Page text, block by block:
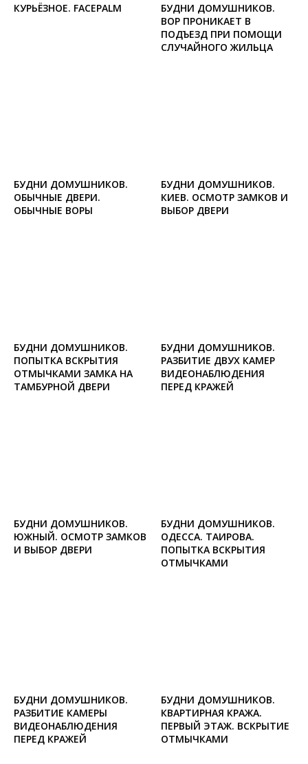
КУРЬЁЗНОЕ. FACEPALM
БУДНИ ДОМУШНИКОВ.
ВОР ПРОНИКАЕТ В
ПОДЪЕЗД ПРИ ПОМОЩИ
СЛУЧАЙНОГО ЖИЛЬЦА
БУДНИ ДОМУШНИКОВ.
ОБЫЧНЫЕ ДВЕРИ.
ОБЫЧНЫЕ ВОРЫ
БУДНИ ДОМУШНИКОВ.
КИЕВ. ОСМОТР ЗАМКОВ И
ВЫБОР ДВЕРИ
БУДНИ ДОМУШНИКОВ.
ПОПЫТКА ВСКРЫТИЯ
ОТМЫЧКАМИ ЗАМКА НА
ТАМБУРНОЙ ДВЕРИ
БУДНИ ДОМУШНИКОВ.
РАЗБИТИЕ ДВУХ КАМЕР
ВИДЕОНАБЛЮДЕНИЯ
ПЕРЕД КРАЖЕЙ
БУДНИ ДОМУШНИКОВ.
ЮЖНЫЙ. ОСМОТР ЗАМКОВ
И ВЫБОР ДВЕРИ
БУДНИ ДОМУШНИКОВ.
ОДЕССА. ТАИРОВА.
ПОПЫТКА ВСКРЫТИЯ
ОТМЫЧКАМИ
БУДНИ ДОМУШНИКОВ.
РАЗБИТИЕ КАМЕРЫ
ВИДЕОНАБЛЮДЕНИЯ
ПЕРЕД КРАЖЕЙ
БУДНИ ДОМУШНИКОВ.
КВАРТИРНАЯ КРАЖА.
ПЕРВЫЙ ЭТАЖ. ВСКРЫТИЕ
ОТМЫЧКАМИ